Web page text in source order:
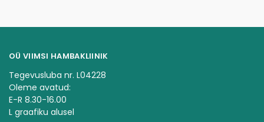
OÜ VIIMSI HAMBAKLIINIK
Tegevusluba nr. L04228
Oleme avatud:
E-R 8.30-16.00
L graafiku alusel